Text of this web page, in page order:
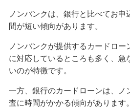
カードローンで1ヵ月だけ
は？利息を抑えるポイントも
カードローン利用は住宅ロ
申込前に確認するポイントを
カードローンの繰上返済と
な返済方法を解説
ノンバンクは、銀行と比べてお申
間が短い傾向があります。
ノンバンクが提供するカードロー
に対応しているところも多く、急
いのが特徴です。
一方、銀行のカードローンは、ノ
査に時間がかかる傾向があります